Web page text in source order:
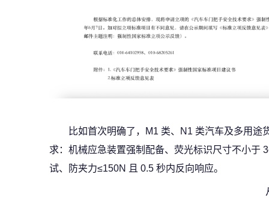
比如首次明确了，M1 类、N1 类汽车及多用
求：机械应急装置强制配备、荧光标识尺寸不小
试、防夹力≤150N 且 0.5 秒内反向响应。